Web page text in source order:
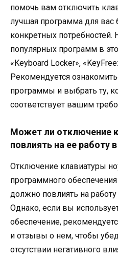
помочь вам отключить
лучшая программа для вас
конкретных
популярных программ в
«Keyboard Locker»,
Рекомендуется
программы и выбрать ту,
соответствует вашим
Может ли отключение
повлиять на ее работу
Отключение клавиатуры
программного
должно повлиять на
Однако, если вы
обеспечение,
и отзывы о нем, чтобы
отсутствии негативного